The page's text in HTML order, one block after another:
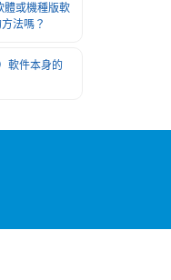
體或機種版軟
法嗎？
軟件本身的